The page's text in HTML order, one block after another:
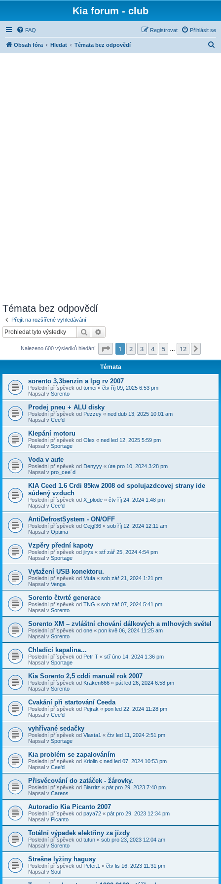
Kia forum - club
FAQ Přihlásit se
Registrovat
Obsah fóra Hledat Témata bez odpovědí
Témata bez odpovědí
Přejít na rozšířené vyhledávání
Hledat
Nalezeno 600 výsledků hledání Stránka z 12
1 2 3 4 5 12
Témata
sorento 3,3benzin a lpg rv 2007
Poslední příspěvek od tomei « čtv říj 09, 2025 6:53 pm
Napsal v Sorento
Prodej pneu + ALU disky
Poslední příspěvek od Pezzey « ned dub 13, 2025 10:01 am
Napsal v Cee'd
Klepání motoru
Poslední příspěvek od Olex « ned led 12, 2025 5:59 pm
Napsal v Sportage
Voda v aute
Poslední příspěvek od Denyyy « úte pro 10, 2024 3:28 pm
Napsal v pro_cee´d
KIA Ceed 1.6 Crdi 85kw 2008 od spolujazdcovej strany ide
súdený vzduch
Poslední příspěvek od X_plode « čtv říj 24, 2024 1:48 pm
Napsal v Cee'd
AntiDefrostSystem - ON/OFF
Poslední příspěvek od Cejgl36 « sob říj 12, 2024 12:11 am
Napsal v Optima
Vzpěry přední kapoty
Poslední příspěvek od jirys « stř zář 25, 2024 4:54 pm
Napsal v Sportage
Vytažení USB konektoru.
Poslední příspěvek od Mufa « sob zář 21, 2024 1:21 pm
Napsal v Venga
Sorento čtvrté generace
Poslední příspěvek od TNG « sob zář 07, 2024 5:41 pm
Napsal v Sorento
Sorento XM – zvláštní chování dálkových a mlhových světel
Poslední příspěvek od one « pon kvě 06, 2024 11:25 am
Napsal v Sorento
Chladící kapalina...
Poslední příspěvek od Petr T « stř úno 14, 2024 1:36 pm
Napsal v Sportage
Kia Sorento 2,5 cddi manuál rok 2007
Poslední příspěvek od Kraken666 « pát led 26, 2024 6:58 pm
Napsal v Sorento
Cvakání při startování Ceeda
Poslední příspěvek od Pejrak « pon led 22, 2024 11:28 pm
Napsal v Cee'd
vyhřívané sedačky
Poslední příspěvek od Vlasta1 « čtv led 11, 2024 2:51 pm
Napsal v Sportage
Kia problém se zapalováním
Poslední příspěvek od Kriolin « ned led 07, 2024 10:53 pm
Napsal v Cee'd
Přisvěcování do zatáček - žárovky.
Poslední příspěvek od Biarritz « pát pro 29, 2023 7:40 pm
Napsal v Carens
Autoradio Kia Picanto 2007
Poslední příspěvek od paya72 « pát pro 29, 2023 12:34 pm
Napsal v Picanto
Totální výpadek elektřiny za jízdy
Poslední příspěvek od tutun « sob pro 23, 2023 12:04 am
Napsal v Sorento
Strešne lyžiny hagusy
Poslední příspěvek od Peter.1 « čtv lis 16, 2023 11:31 pm
Napsal v Soul